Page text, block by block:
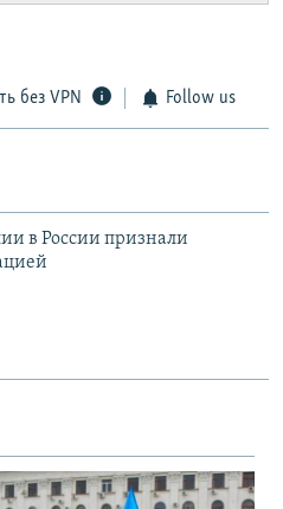
без VPN Follow us
в России признали